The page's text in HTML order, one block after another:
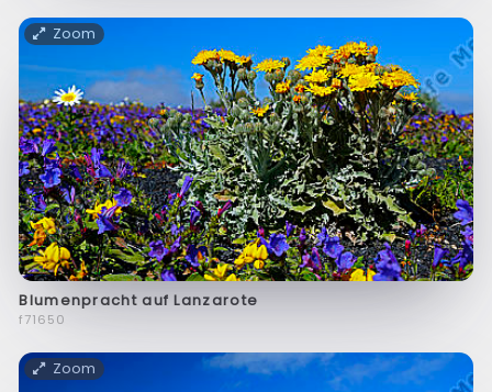
Zoom
Blumenpracht auf Lanzarote
f71650
Zoom